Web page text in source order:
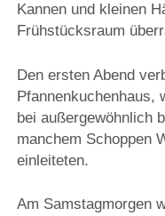
Kannen und kleinen
Frühstücksraum
Den ersten Abend
Pfannenkuchenhaus,
bei außergewöhnlich
manchem Schoppen
einleiteten.
Am Samstagmorgen